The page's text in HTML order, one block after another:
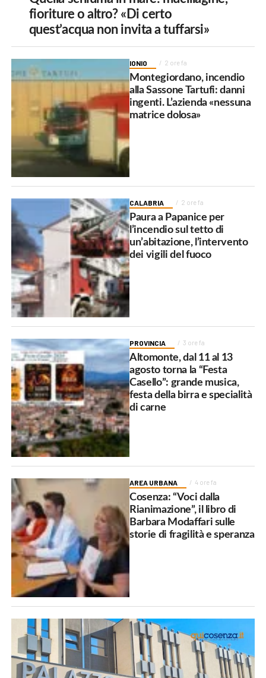
fioriture o altro? «Di certo
quest’acqua non invita a tuffarsi»
IONIO 2 ore fa
Montegiordano, incendio
alla Sassone Tartufi: danni
ingenti. L’azienda «nessuna
matrice dolosa»
CALABRIA 2 ore fa
Paura a Papanice per
l’incendio sul tetto di
un’abitazione, l’intervento
dei vigili del fuoco
PROVINCIA 3 ore fa
Altomonte, dal 11 al 13
agosto torna la “Festa
Casello”: grande musica,
festa della birra e specialità
di carne
AREA URBANA 4 ore fa
Cosenza: “Voci dalla
Rianimazione”, il libro di
Barbara Modaffari sulle
storie di fragilità e speranza